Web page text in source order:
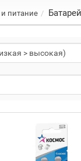
питание